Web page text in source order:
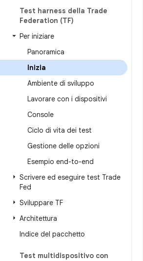
Test harness della Trade
Federation (TF)
Per iniziare
Panoramica
Inizia
Ambiente di sviluppo
Lavorare con i dispositivi
Console
Ciclo di vita dei test
Gestione delle opzioni
Esempio end-to-end
Scrivere ed eseguire test Trade
Fed
Sviluppare TF
Architettura
Indice del pacchetto
Test multidispositivo con